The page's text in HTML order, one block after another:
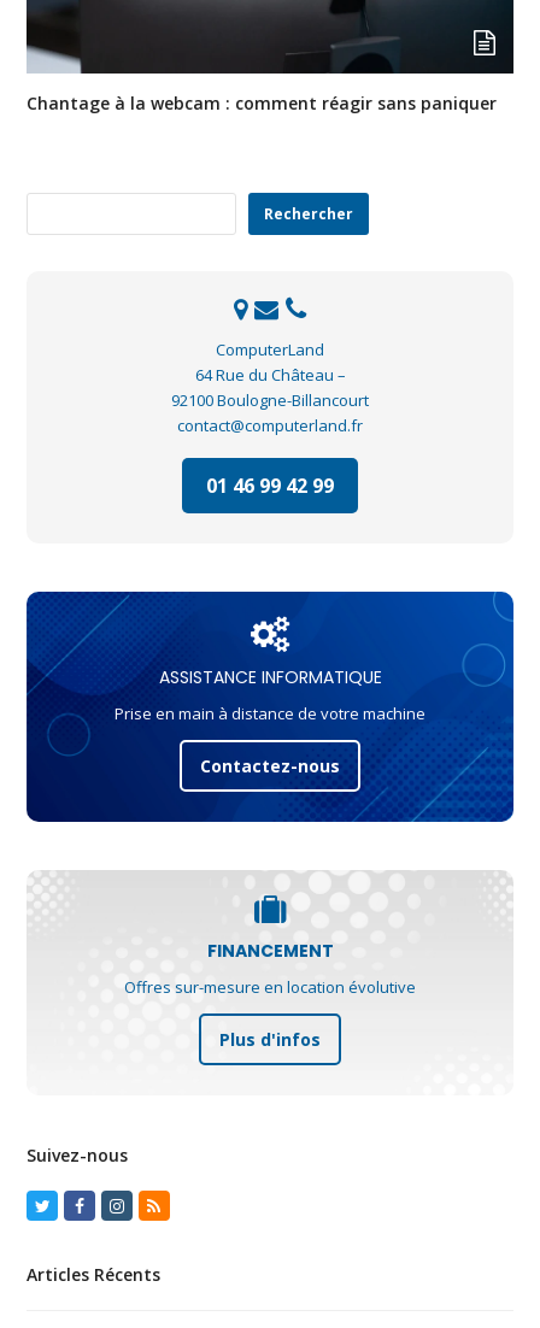
Chantage à la webcam : comment réagir sans paniquer
Rechercher
ComputerLand
64 Rue du Château –
92100 Boulogne-Billancourt
contact@computerland.fr
01 46 99 42 99
ASSISTANCE INFORMATIQUE
Prise en main à distance de votre machine
Contactez-nous
FINANCEMENT
Offres sur-mesure en location évolutive
Plus d'infos
Suivez-nous
TwitterFacebook
Instagram
RSS
Articles Récents